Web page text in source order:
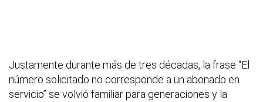
Justamente durante más de tres décadas, la frase “El
número solicitado no corresponde a un abonado en
servicio” se volvió familiar para generaciones y la